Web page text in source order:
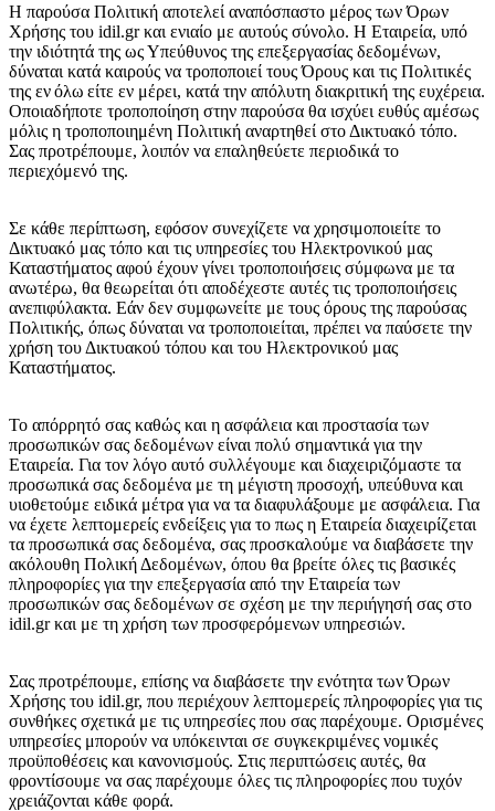
H παρούσα Πολιτική αποτελεί αναπόσπαστο μέρος των Όρων
Χρήσης του idil.gr και ενιαίο με αυτούς σύνολο. Η Εταιρεία, υπό
την ιδιότητά της ως Υπεύθυνος της επεξεργασίας δεδομένων,
δύναται κατά καιρούς να τροποποιεί τους Όρους και τις Πολιτικές
της εν όλω είτε εν μέρει, κατά την απόλυτη διακριτική της ευχέρεια.
Οποιαδήποτε τροποποίηση στην παρούσα θα ισχύει ευθύς αμέσως
μόλις η τροποποιημένη Πολιτική αναρτηθεί στο Δικτυακό τόπο.
Σας προτρέπουμε, λοιπόν να επαληθεύετε περιοδικά το
περιεχόμενό της.
Σε κάθε περίπτωση, εφόσον συνεχίζετε να χρησιμοποιείτε το
Δικτυακό μας τόπο και τις υπηρεσίες του Ηλεκτρονικού μας
Καταστήματος αφού έχουν γίνει τροποποιήσεις σύμφωνα με τα
ανωτέρω, θα θεωρείται ότι αποδέχεστε αυτές τις τροποποιήσεις
ανεπιφύλακτα. Εάν δεν συμφωνείτε με τους όρους της παρούσας
Πολιτικής, όπως δύναται να τροποποιείται, πρέπει να παύσετε την
χρήση του Δικτυακού τόπου και του Ηλεκτρονικού μας
Καταστήματος.
Το απόρρητό σας καθώς και η ασφάλεια και προστασία των
προσωπικών σας δεδομένων είναι πολύ σημαντικά για την
Εταιρεία. Για τον λόγο αυτό συλλέγουμε και διαχειριζόμαστε τα
προσωπικά σας δεδομένα με τη μέγιστη προσοχή, υπεύθυνα και
υιοθετούμε ειδικά μέτρα για να τα διαφυλάξουμε με ασφάλεια. Για
να έχετε λεπτομερείς ενδείξεις για το πως η Εταιρεία διαχειρίζεται
τα προσωπικά σας δεδομένα, σας προσκαλούμε να διαβάσετε την
ακόλουθη Πολική Δεδομένων, όπου θα βρείτε όλες τις βασικές
πληροφορίες για την επεξεργασία από την Εταιρεία των
προσωπικών σας δεδομένων σε σχέση με την περιήγησή σας στο
idil.gr και με τη χρήση των προσφερόμενων υπηρεσιών.
Σας προτρέπουμε, επίσης να διαβάσετε την ενότητα των Όρων
Χρήσης του idil.gr, που περιέχουν λεπτομερείς πληροφορίες για τις
συνθήκες σχετικά με τις υπηρεσίες που σας παρέχουμε. Ορισμένες
υπηρεσίες μπορούν να υπόκεινται σε συγκεκριμένες νομικές
προϋποθέσεις και κανονισμούς. Στις περιπτώσεις αυτές, θα
φροντίσουμε να σας παρέχουμε όλες τις πληροφορίες που τυχόν
χρειάζονται κάθε φορά.